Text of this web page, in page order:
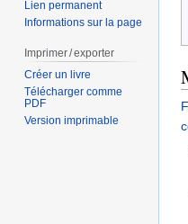
Lien permanent
Informations sur la page
Imprimer / exporter
Créer un livre
Télécharger comme
PDF
Version imprimable